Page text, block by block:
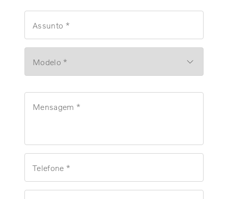
Assunto *
Modelo *
Mensagem *
Telefone *